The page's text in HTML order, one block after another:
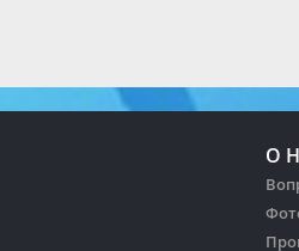
О